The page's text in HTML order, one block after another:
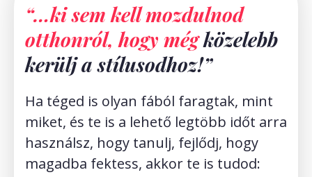
“…ki sem kell mozdulnod
otthonról, hogy mégközelebb
kerülj a stílusodhoz!”
Ha téged is olyan fából faragtak, mint
miket, és te is a lehető legtöbb időt arra
használsz, hogy tanulj, fejlődj, hogy
magadba fektess, akkor te is tudod: